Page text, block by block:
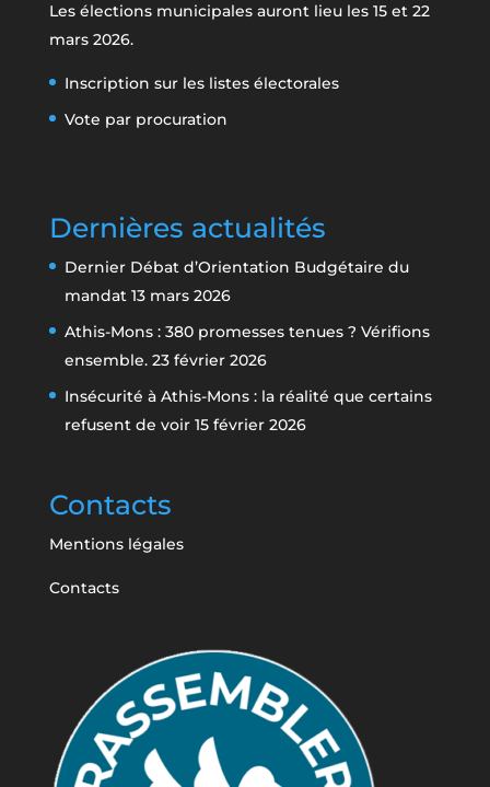
Les élections municipales auront lieu les 15 et 22
mars 2026.
Inscription sur les listes électorales
Vote par procuration
Dernières actualités
Dernier Débat d’Orientation Budgétaire du
mandat 13 mars 2026
Athis-Mons : 380 promesses tenues ? Vérifions
ensemble. 23 février 2026
Insécurité à Athis-Mons : la réalité que certains
refusent de voir 15 février 2026
Contacts
Mentions légales
Contacts